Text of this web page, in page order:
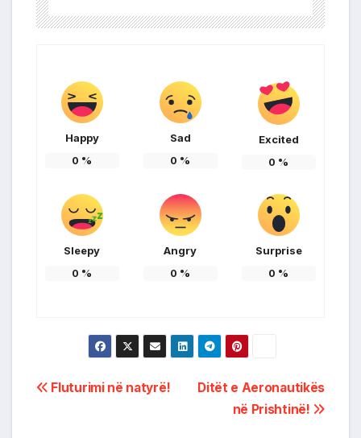
Happy
0 %
Sad
0 %
Excited
0 %
Sleepy
0 %
Angry
0 %
Surprise
0 %
Post
Ditët e Aeronautikës
në Prishtinë!
Fluturimi në natyrë!